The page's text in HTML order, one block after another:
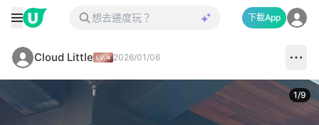
下載App
Cloud Little 2026/01/06
1/9